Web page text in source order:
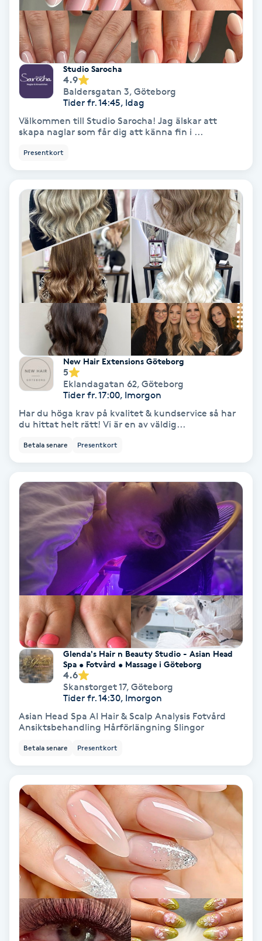
Färgning
Föning
Gel naglar
Gelenaglar
Gellack med förstärkning
Gravidmassage
Gravidyoga
Gruppträning
Gua Sha-massage
Hatha Yoga
Hollywood Peel
Hot Stone Massage
Hot yoga
Hudföryngring
Huduppstramning
Hyaluronsyra
Hyperhidros
Hypnos
Hårborttagning
Hårbottenbehandling
Hårförlängning
Hårvård
informera oss om detta. Vi använder enbart
godkända produkter av hög kvalitet och våra
behandlare är utbildade och diplomerade. Alla
behandlingar utförs på egen risk, då vi inte kan för
Studio Sarocha
4.9
Baldersgatan 3, Göteborg
Tider fr. 14:45, Idag
Välkommen till Studio Sarocha! Jag älskar att
skapa naglar som får dig att känna fin i ...
Presentkort
New Hair Extensions Göteborg
5
Eklandagatan 62, Göteborg
Tider fr. 17:00, Imorgon
Har du höga krav på kvalitet & kundservice så har
du hittat helt rätt! Vi är en av väldig...
Betala senare Presentkort
Glenda's Hair n Beauty Studio - Asian Head
Spa • Fotvård • Massage i Göteborg
4.6
Skanstorget 17, Göteborg
Tider fr. 14:30, Imorgon
Asian Head Spa AI Hair & Scalp Analysis Fotvård
Ansiktsbehandling Hårförlängning Slingor
Betala senare Presentkort